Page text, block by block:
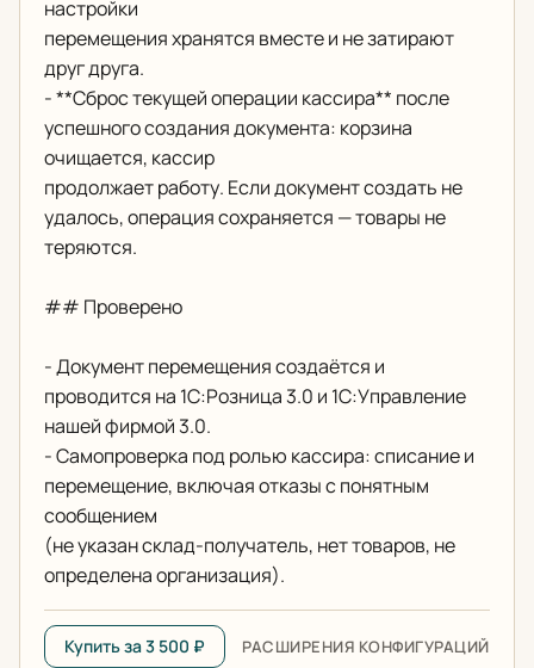
настройки
перемещения хранятся вместе и не затирают
друг друга.
- **Сброс текущей операции кассира** после
успешного создания документа: корзина
очищается, кассир
продолжает работу. Если документ создать не
удалось, операция сохраняется — товары не
теряются.
## Проверено
- Документ перемещения создаётся и
проводится на 1С:Розница 3.0 и 1С:Управление
нашей фирмой 3.0.
- Самопроверка под ролью кассира: списание и
перемещение, включая отказы с понятным
сообщением
(не указан склад-получатель, нет товаров, не
определена организация).
Купить за 3 500 ₽ РАСШИРЕНИЯ КОНФИГУРАЦИЙ